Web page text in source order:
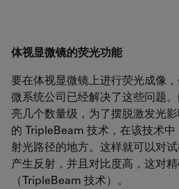
体视显微镜的荧光功能
要在体视显微镜上进行荧光成像
微系统公司已经解决了这些问题
亮几个数量级，为了摆脱激发光
的 TripleBeam 技术，在该技术
射光路径的地方。这样就可以对
产生反射，并且对比度高，这对
（TripleBeam 技术）。